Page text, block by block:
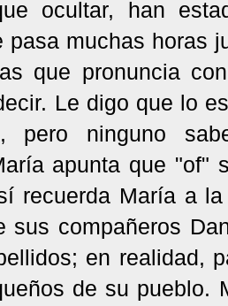
ocultar, han
pasa muchas horas
que pronuncia
Le digo que lo
pero ninguno
apunta que "of"
recuerda María a
sus compañeros
en realidad,
de su pueblo.